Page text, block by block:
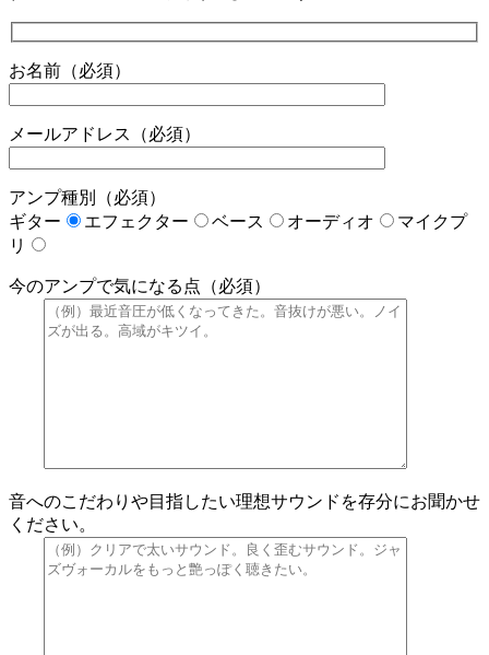
お名前（必須）
メールアドレス（必須）
アンプ種別（必須）
ギター
エフェクター ベース オーディオ
マイクプ
リ
今のアンプで気になる点（必須）
音へのこだわりや目指したい理想サウンドを存分にお聞かせ
ください。